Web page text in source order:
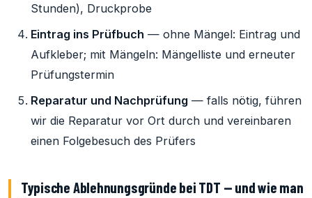
Stunden), Druckprobe
Eintrag ins Prüfbuch — ohne Mängel: Eintrag und
Aufkleber; mit Mängeln: Mängelliste und erneuter
Prüfungstermin
Reparatur und Nachprüfung — falls nötig, führen
wir die Reparatur vor Ort durch und vereinbaren
einen Folgebesuch des Prüfers
Typische Ablehnungsgründe bei TDT — und wie man